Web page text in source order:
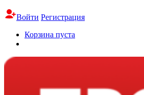
Войти Регистрация
Корзина пуста